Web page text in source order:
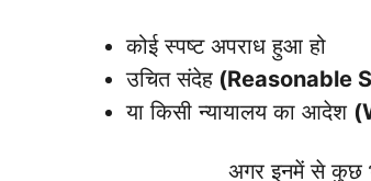
कोई स्पष्ट अपराध हुआ हो
उचित संदेह (Reasonable
या किसी न्यायालय का आदेश
अगर इनमें से कुछ